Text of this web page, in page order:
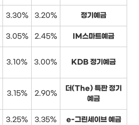
3.30% 3.20% 정기예금
3.05% 2.45% IM스마트예금
3.10% 3.00% KDB 정기예금
3.15% 2.90%
더(The) 특판 정기
예금
3.25% 3.35% e-그린세이브 예금